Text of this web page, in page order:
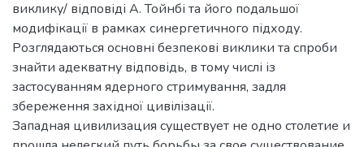
виклику/ відповіді А. Тойнбі та його подальшої
модифікації в рамках синергетичного підходу.
Розглядаються основні безпекові виклики та спроби
знайти адекватну відповідь, в тому числі із
застосуванням ядерного стримування, задля
збереження західної цивілізації.
Западная цивилизация существует не одно столетие и